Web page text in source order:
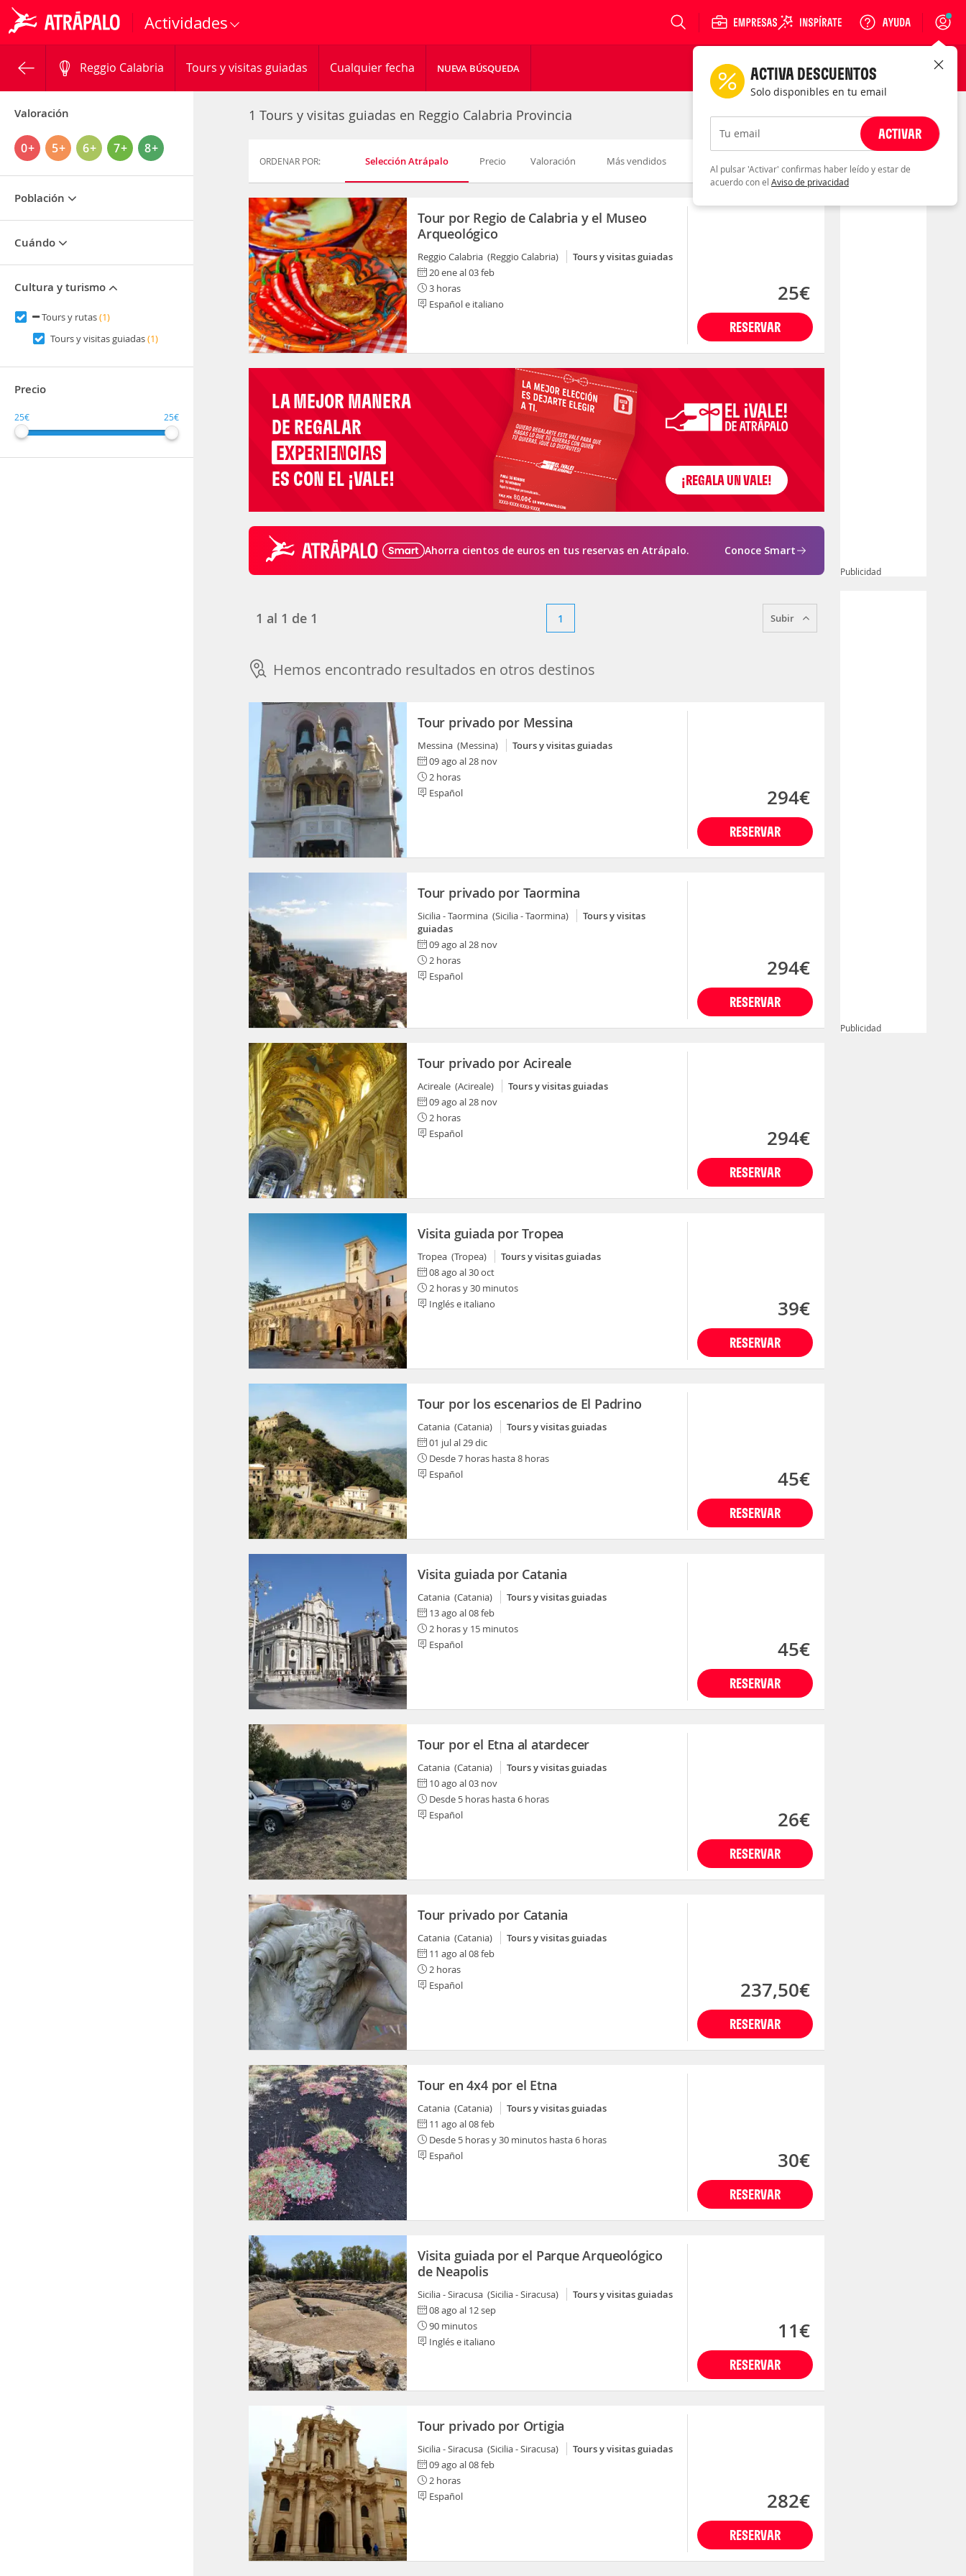
Actividades Login
Reggio Calabria Tours y visitas guiadas Cualquier fecha NUEVA BÚSQUEDA
Valoración
0+ 5+ 6+ 7+ 8+
Población
Cuándo
Cultura y turismo
Tours y rutas(1)
Tours y visitas guiadas(1)
Precio
25€ 25€
1 Tours y visitas guiadas en Reggio Calabria Provincia
ORDENAR POR: Selección Atrápalo Precio Valoración Más vendidos
Tour por Regio de Calabria y el Museo
Arqueológico
Reggio Calabria (Reggio Calabria)
Tours y visitas guiadas
20 ene al 03 feb
3 horas
Español e italiano
RESERVAR
25€
LA MEJOR MANERA
DE REGALAR
EXPERIENCIAS
ES CON EL ¡VALE!
Ahorra cientos de euros en tus reservas en Atrápalo. Conoce Smart
1 al 1 de 1 1 Subir
Hemos encontrado resultados en otros destinos
Tour privado por Messina
Messina (Messina)
Tours y visitas guiadas
09 ago al 28 nov
2 horas
Español
RESERVAR
294€
Tour privado por Taormina
Sicilia - Taormina (Sicilia - Taormina)
Tours y visitas
guiadas
09 ago al 28 nov
2 horas
Español
RESERVAR
294€
Tour privado por Acireale
Acireale (Acireale)
Tours y visitas guiadas
09 ago al 28 nov
2 horas
Español
RESERVAR
294€
Visita guiada por Tropea
Tropea (Tropea)
Tours y visitas guiadas
08 ago al 30 oct
2 horas y 30 minutos
Inglés e italiano
RESERVAR
39€
Tour por los escenarios de El Padrino
Catania (Catania)
Tours y visitas guiadas
01 jul al 29 dic
Desde 7 horas hasta 8 horas
Español
RESERVAR
45€
Visita guiada por Catania
Catania (Catania)
Tours y visitas guiadas
13 ago al 08 feb
2 horas y 15 minutos
Español
RESERVAR
45€
Tour por el Etna al atardecer
Catania (Catania)
Tours y visitas guiadas
10 ago al 03 nov
Desde 5 horas hasta 6 horas
Español
RESERVAR
26€
Tour privado por Catania
Catania (Catania)
Tours y visitas guiadas
11 ago al 08 feb
2 horas
Español
RESERVAR
237,50€
Tour en 4x4 por el Etna
Catania (Catania)
Tours y visitas guiadas
11 ago al 08 feb
Desde 5 horas y 30 minutos hasta 6 horas
Español
RESERVAR
30€
Visita guiada por el Parque Arqueológico
de Neapolis
Sicilia - Siracusa (Sicilia - Siracusa)
Tours y visitas guiadas
08 ago al 12 sep
90 minutos
Inglés e italiano
RESERVAR
11€
Tour privado por Ortigia
Sicilia - Siracusa (Sicilia - Siracusa)
Tours y visitas guiadas
09 ago al 08 feb
2 horas
Español
RESERVAR
282€
Publicidad
Publicidad
ACTIVA DESCUENTOS
Solo disponibles en tu email
Tu email ACTIVAR
Al pulsar 'Activar' confirmas haber leído y estar de
acuerdo con el Aviso de privacidad